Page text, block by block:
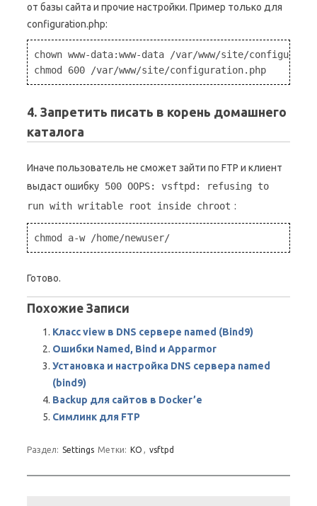
от базы сайта и прочие настройки. Пример только для
configuration.php:
chown www-data:www-data /var/www/site/
4. Запретить писать в корень домашнего
каталога
Иначе пользователь не сможет зайти по FTP и клиент
выдаст ошибку 500 OOPS: vsftpd: refusing to
run with writable root inside chroot :
chmod a-w /home/newuser/
Готово.
Похожие Записи
Класс view в DNS сервере named (Bind9)
Ошибки Named, Bind и Apparmor
Установка и настройка DNS сервера named
(bind9)
Backup для сайтов в Docker’е
Симлинк для FTP
Раздел: Settings Метки: KO , vsftpd